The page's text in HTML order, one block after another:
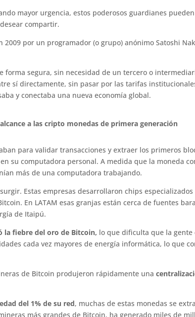
mayor urgencia, estos poderosos guardianes
compartir.
2009 por un programador (o grupo) anónimo Satoshi
forma segura, sin necesidad de un tercero o
sí directamente, sin pasar por las tarifas
y conectaba una nueva economía global.
a las cripto monedas de primera generación
para validar transacciones y extraer los primeros
su computadora personal. A medida que la moneda
más de una computadora trabajando.
Estas empresas desarrollaron chips especializados
En LATAM esas granjas están cerca de fuentes
de Itaipú.
la fiebre del oro de Bitcoin, lo que dificulta que la
cada vez mayores de energía informática, lo que
de Bitcoin produjeron rápidamente una
del 1% de su red, muchas de estas monedas se
más grandes de Bitcoin, ha generado miles de